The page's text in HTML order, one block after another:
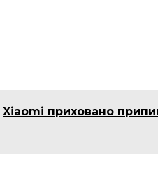
Xiaomi приховано